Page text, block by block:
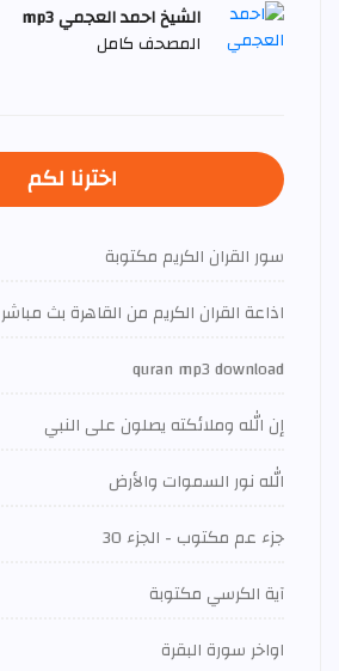
الشيخ احمد العجمي mp3
المصحف كامل
اخترنا لكم
سور القران الكريم مكتوبة
اذاعة القران الكريم من القاهرة بث مباشر
quran mp3 download
إن الله وملائكته يصلون على النبي
الله نور السموات والأرض
جزء عم مكتوب - الجزء 30
آية الكرسي مكتوبة
اواخر سورة البقرة